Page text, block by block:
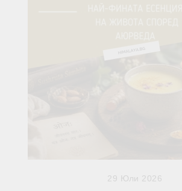
29 Юли 2026